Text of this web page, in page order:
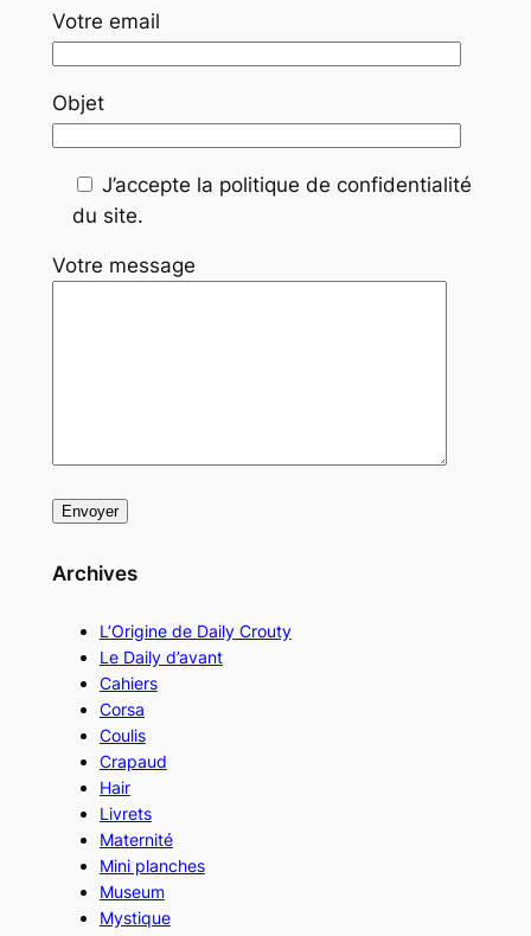
Votre email
Objet
J’accepte la politique de confidentialité
du site.
Votre message
Archives
L’Origine de Daily Crouty
Le Daily d’avant
Cahiers
Corsa
Coulis
Crapaud
Hair
Livrets
Maternité
Mini planches
Museum
Mystique